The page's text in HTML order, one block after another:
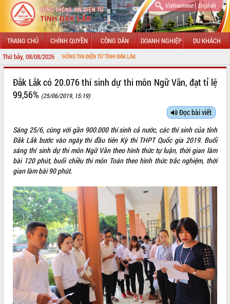
Vietnamese| English
TRANG CHỦ CHÍNH QUYỀN CÔNG DÂN DOANH NGHIỆP DU KHÁCH
Thứ bảy, 08/08/2026
VỚI CỔNG THÔNG TIN ĐIỆN TỬ TỈNH ĐẮK LẮK
GIỚI THIỆU
LÃNH ĐẠO UBND TỈNH
SỞ, BAN, NGÀNH
UBND CÁC XÃ, PHƯỜNG
HỆ THỐNG VĂN BẢN
VĂN BẢN HĐND TỈNH
ĐIỂM TIN VĂN BẢN
QUY HOẠCH - KẾ HOẠCH
Đắk Lắk có 20.076 thí sinh dự thi môn Ngữ Văn, đạt tỉ lệ
99,56% (25/06/2019, 15:19)
Đọc bài viết
Sáng 25/6, cùng với gần 900.000 thí sinh cả nước, các thí sinh của tỉnh
Đắk Lắk bước vào ngày thi đầu tiên Kỳ thi THPT Quốc gia 2019. Buổi
sáng thí sinh dự thi môn Ngữ Văn theo hình thức tự luận, thời gian làm
bài 120 phút, buổi chiều thi môn Toán theo hình thức trắc nghiệm, thời
gian làm bài 90 phút.